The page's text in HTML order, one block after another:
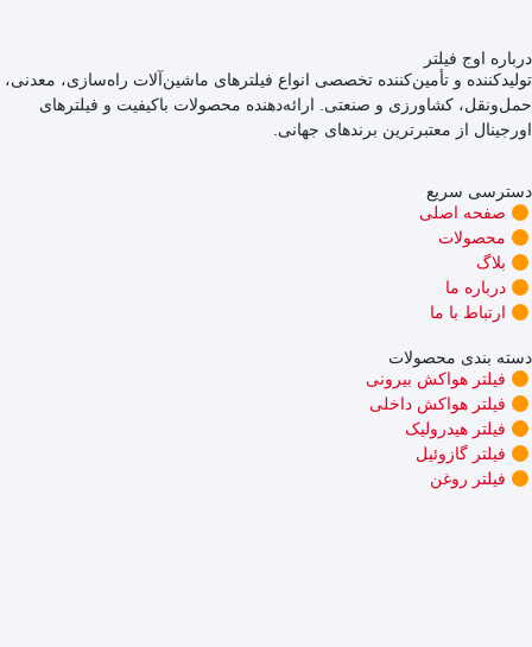
درباره اوج فیلتر
تولیدکننده و تأمین‌کننده تخصصی انواع فیلترهای ماشین‌آلات راه‌سازی، معدنی،
حمل‌ونقل، کشاورزی و صنعتی. ارائه‌دهنده محصولات باکیفیت و فیلترهای
اورجینال از معتبرترین برندهای جهانی.
دسترسی سریع
صفحه اصلی
محصولات
بلاگ
درباره ما
ارتباط با ما
دسته بندی محصولات
فیلتر هواکش بیرونی
فیلتر هواکش داخلی
فیلتر هیدرولیک
فیلتر گازوئیل
فیلتر روغن